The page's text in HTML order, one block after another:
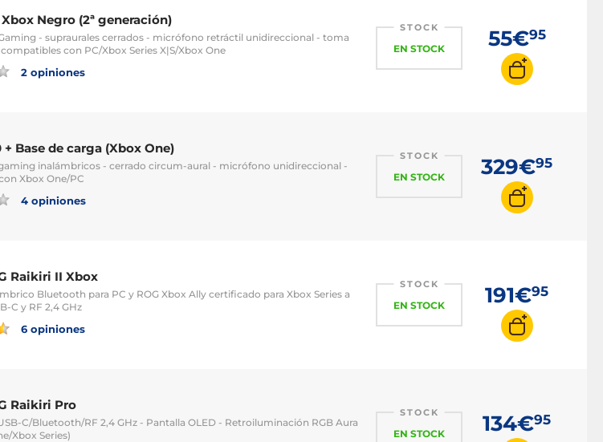
Negro (2ª generación)
- supraurales cerrados - micrófono retráctil unidireccional - toma
con PC/Xbox Series X|S/Xbox One
2 opiniones
STOCK
EN STOCK 55€95
Base de carga (Xbox One)
inalámbricos - cerrado circum-aural - micrófono unidireccional -
Xbox One/PC
4 opiniones
STOCK
EN STOCK 329€95
Raikiri II Xbox
Bluetooth para PC y ROG Xbox Ally certificado para Xbox Series a
C y RF 2,4 GHz
6 opiniones
STOCK
EN STOCK 191€95
Raikiri Pro
C/Bluetooth/RF 2,4 GHz - Pantalla OLED - Retroiluminación RGB Aura
Xbox Series)
STOCK
EN STOCK 134€95